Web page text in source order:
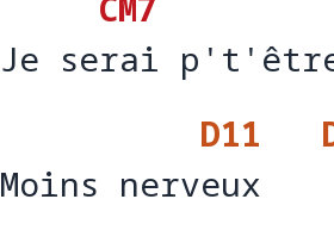
Je serai
Je serai
Moins nerv
D11
eux
Moins nerveux